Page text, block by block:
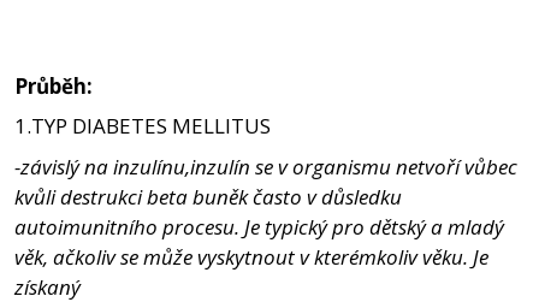
Průběh:
1.TYP DIABETES MELLITUS
-závislý na inzulínu,inzulín se v organismu netvoří vůbec
kvůli destrukci beta buněk často v důsledku
autoimunitního procesu. Je typický pro dětský a mladý
věk, ačkoliv se může vyskytnout v kterémkoliv věku. Je
získaný